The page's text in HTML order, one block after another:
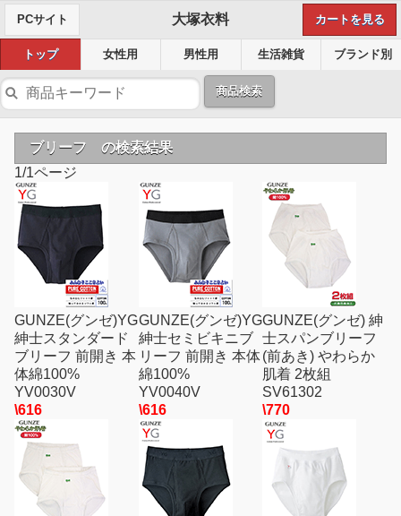
PCサイト 大塚衣料 カートを見る
トップ 女性用 男性用 生活雑貨 ブランド別
商品検索
ブリーフ の検索結果
1/1ページ
GUNZE(グンゼ)YG
紳士スタンダード
ブリーフ 前開き 本
体綿100%
YV0030V
\616
GUNZE(グンゼ)YG
紳士セミビキニブ
リーフ 前開き 本体
綿100%
YV0040V
\616
GUNZE(グンゼ) 紳
士スパンブリーフ
(前あき) やわらか
肌着 2枚組
SV61302
\770